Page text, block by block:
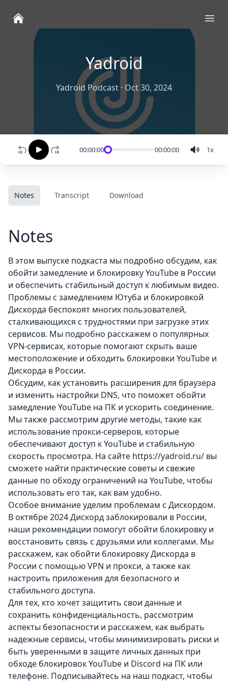
Yadroid
Yadroid Podcast · Oct 30, 2024
00:00:00 00:00:00 1x
Notes Transcript Download
Notes
В этом выпуске подкаста мы подробно обсудим, как
обойти замедление и блокировку YouTube в России
и обеспечить стабильный доступ к любимым видео.
Проблемы с замедлением Ютуба и блокировкой
Дискорда беспокоят многих пользователей,
сталкивающихся с трудностями при загрузке этих
сервисов. Мы подробно расскажем о популярных
VPN-сервисах, которые помогают скрыть ваше
местоположение и обходить блокировки YouTube и
Дискорда в России.
Обсудим, как установить расширения для браузера
и изменить настройки DNS, что поможет обойти
замедление YouTube на ПК и ускорить соединение.
Мы также рассмотрим другие методы, такие как
использование прокси-серверов, которые
обеспечивают доступ к YouTube и стабильную
скорость просмотра. На сайте https://yadroid.ru/ вы
сможете найти практические советы и свежие
данные по обходу ограничений на YouTube, чтобы
использовать его так, как вам удобно.
Особое внимание уделим проблемам с Дискордом.
В октябре 2024 Дискорд заблокировали в России,
наши рекомендации помогут обойти блокировку и
восстановить связь с друзьями или коллегами. Мы
расскажем, как обойти блокировку Дискорда в
России с помощью VPN и прокси, а также как
настроить приложения для безопасного и
стабильного доступа.
Для тех, кто хочет защитить свои данные и
сохранить конфиденциальность, рассмотрим
аспекты безопасности и расскажем, как выбрать
надежные сервисы, чтобы минимизировать риски и
быть уверенными в защите личных данных при
обходе блокировок YouTube и Discord на ПК или
телефоне. Подписывайтесь на наш подкаст, чтобы